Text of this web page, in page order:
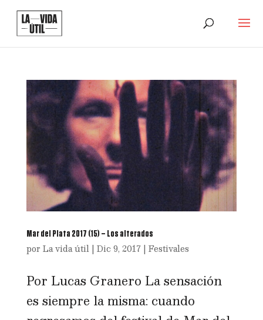
Mar del Plata 2017 (15) – Los alterados
por La vida útil| Dic 9, 2017| Festivales
Por Lucas Granero La sensación
es siempre la misma: cuando